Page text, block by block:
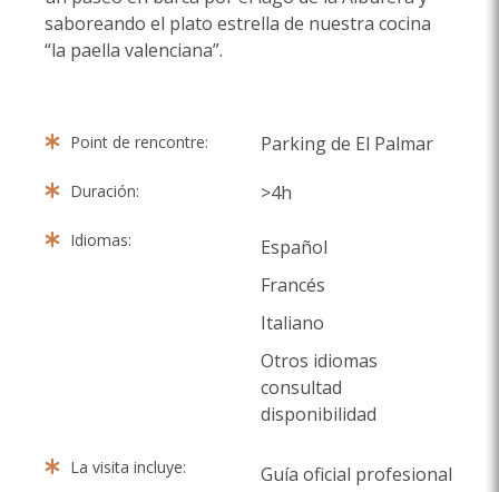
saboreando el plato estrella de nuestra cocina
“la paella valenciana”.
Point de rencontre: Parking de El Palmar
Duración: >4h
Idiomas:
Español
Francés
Italiano
Otros idiomas
consultad
disponibilidad
La visita incluye:
Guía oficial profesional